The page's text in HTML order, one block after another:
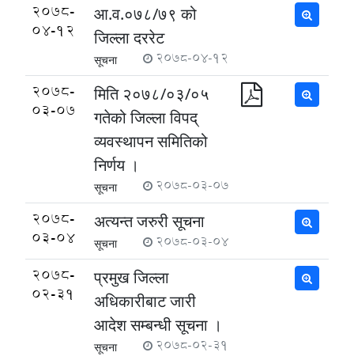
2078-
04-12
आ.व.०७८/७९ को
जिल्ला दररेट
सूचना 2078-04-12
2078-
03-07
मिति २०७८/०३/०५
गतेको जिल्ला विपद्
व्यवस्थापन समितिको
निर्णय ।
सूचना 2078-03-07
2078-
03-04
अत्यन्त जरुरी सूचना
सूचना 2078-03-04
2078-
02-31
प्रमुख जिल्ला
अधिकारीबाट जारी
आदेश सम्बन्धी सूचना ।
सूचना 2078-02-31